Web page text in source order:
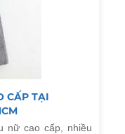
CẤP TẠI
nữ cao cấp, nhiều